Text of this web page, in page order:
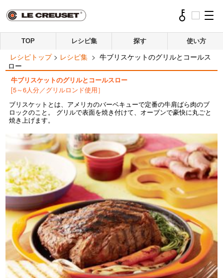
TOP レシピ集 探す 使い方
レシピトップ > レシピ集 > 牛ブリスケットのグリルとコールス
ロー
牛ブリスケットのグリルとコールスロー
[5～6人分／グリルロンド使用］
ブリスケットとは、アメリカのバーベキューで定番の牛肩ばら肉のブ
ロックのこと。 グリルで表面を焼き付けて、オーブンで豪快に丸ごと
焼き上げます。